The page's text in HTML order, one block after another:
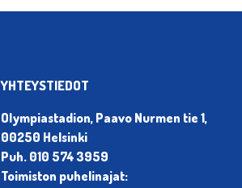
YHTEYSTIEDOT
Olympiastadion, Paavo Nurmen tie 1,
00250 Helsinki
Puh. 010 574 3959
Toimiston puhelinajat: